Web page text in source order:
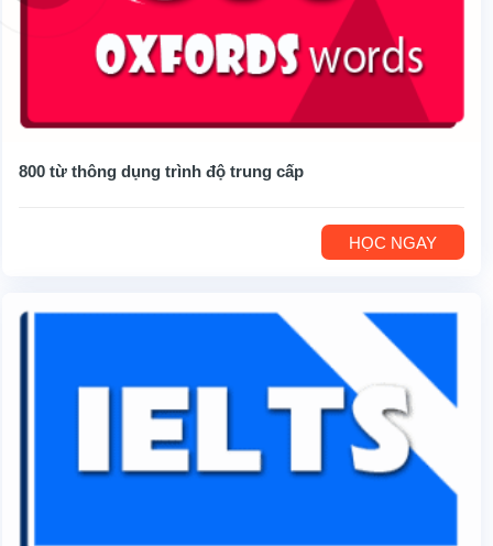
800 từ thông dụng trình độ trung cấp
HỌC NGAY